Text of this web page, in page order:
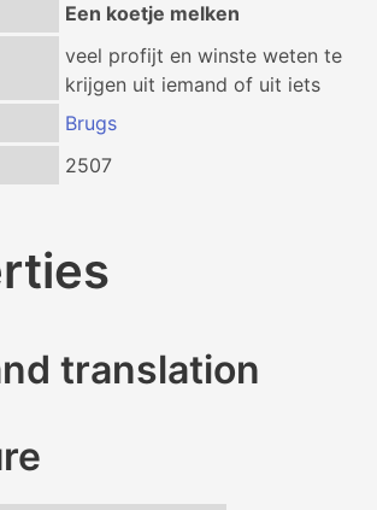
Een koetje melken
veel profijt en winste weten te
krijgen uit iemand of uit iets
Brugs
2507
translation